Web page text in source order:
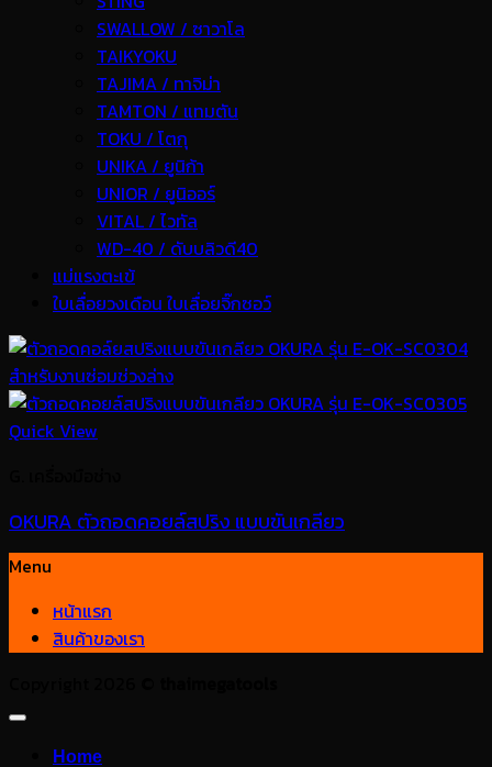
SWALLOW / ซาวาโล
TAIKYOKU
TAJIMA / ทาจิม่า
TAMTON / แทมตัน
TOKU / โตกุ
UNIKA / ยูนิก้า
UNIOR / ยูนิออร์
VITAL / ไวทัล
WD-40 / ดับบลิวดี40
แม่แรงตะเข้
ใบเลื่อยวงเดือน ใบเลื่อยจิ๊กซอว์
Quick View
OKURA ตัวถอดคอยล์สปริง แบบขันเกลียว
Menu
หน้าแรก
สินค้าของเรา
Home